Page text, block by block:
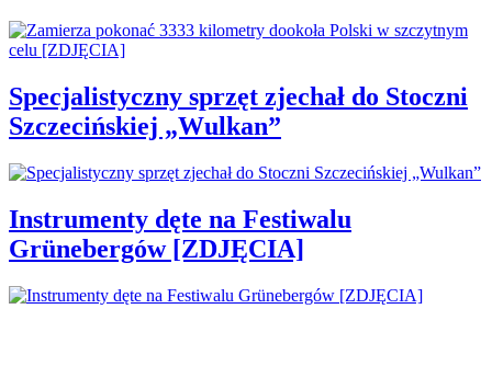
Specjalistyczny sprzęt zjechał do Stoczni
Szczecińskiej „Wulkan”
Instrumenty dęte na Festiwalu
Grünebergów [ZDJĘCIA]